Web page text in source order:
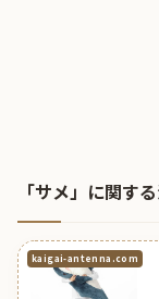
「サメ」に関す
kaigai-antenna.com